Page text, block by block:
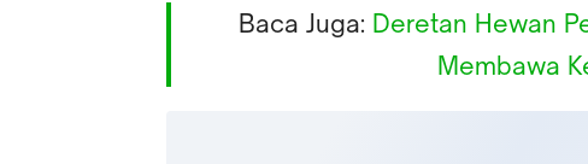
Baca Juga: Deretan Hewan
Membawa